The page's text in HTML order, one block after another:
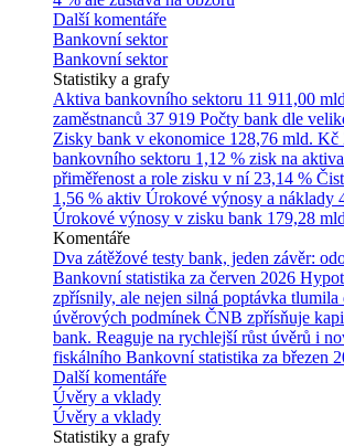
Další komentáře
Bankovní sektor
Bankovní sektor
Statistiky a grafy
Aktiva bankovního sektoru 11 911,00
zaměstnanců 37 919 Počty bank dle
Zisky bank v ekonomice 128,76 mld. Kč
bankovního sektoru 1,12 % zisk na aktiva
přiměřenost a role zisku v ní 23,14 %
1,56 % aktiv Úrokové výnosy a náklady
Úrokové výnosy v zisku bank 179,28
Komentáře
Dva zátěžové testy bank, jeden závěr:
Bankovní statistika za červen 2026
zpřísnily, ale nejen silná poptávka tlumila
úvěrových podmínek ČNB zpřísňuje
bank. Reaguje na rychlejší růst úvěrů i
fiskálního Bankovní statistika za březen
Další komentáře
Úvěry a vklady
Úvěry a vklady
Statistiky a grafy